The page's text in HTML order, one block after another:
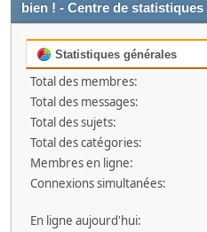
bien ! - Centre de statistiques
Statistiques générales
Total des membres:
Total des messages:
Total des sujets:
Total des catégories:
Membres en ligne:
Connexions simultanées:
En ligne aujourd'hui: